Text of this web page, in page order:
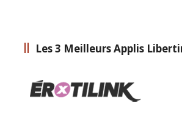
Les 3 Meilleurs Applis